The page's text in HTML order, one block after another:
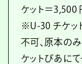
ケット＝3,500
※U-30 チケッ
不可、原本の
ケットぴあに